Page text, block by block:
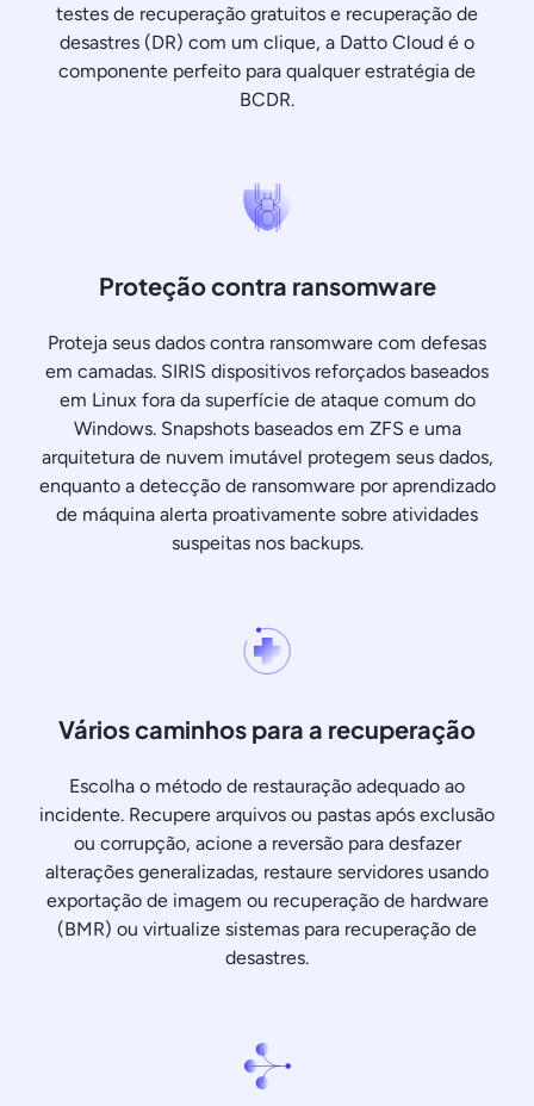
testes de recuperação gratuitos e recuperação de
desastres (DR) com um clique, a Datto Cloud é o
componente perfeito para qualquer estratégia de
BCDR.
Proteção contra ransomware
Proteja seus dados contra ransomware com defesas
em camadas. SIRIS dispositivos reforçados baseados
em Linux fora da superfície de ataque comum do
Windows. Snapshots baseados em ZFS e uma
arquitetura de nuvem imutável protegem seus dados,
enquanto a detecção de ransomware por aprendizado
de máquina alerta proativamente sobre atividades
suspeitas nos backups.
Vários caminhos para a recuperação
Escolha o método de restauração adequado ao
incidente. Recupere arquivos ou pastas após exclusão
ou corrupção, acione a reversão para desfazer
alterações generalizadas, restaure servidores usando
exportação de imagem ou recuperação de hardware
(BMR) ou virtualize sistemas para recuperação de
desastres.